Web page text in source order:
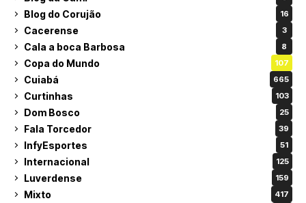
Blog do Corujão 16
Cacerense 3
Cala a boca Barbosa 8
Copa do Mundo 107
Cuiabá 665
Curtinhas 103
Dom Bosco 25
Fala Torcedor 39
InfyEsportes 51
Internacional 125
Luverdense 159
Mixto 417